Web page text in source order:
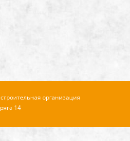
организация
14